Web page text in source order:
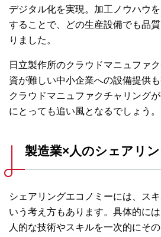
デジタル化を実現。加工ノウハウ
することで、どの生産設備でも品
りました。
日立製作所のクラウドマニュファ
資が難しい中小企業への設備提供
クラウドマニュファクチャリング
にとっても追い風となるでしょう。
製造業×人のシェアリ
シェアリングエコノミーには、ス
いう考え方もあります。具体的に
人的な技術やスキルを一次的にそ